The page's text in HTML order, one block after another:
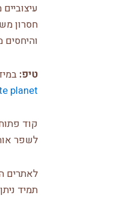
חסרון
טיפ:
planet
קוד
לשפר
לאתרים
תמיד